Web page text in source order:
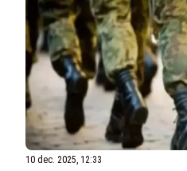
10 dec. 2025, 12:33